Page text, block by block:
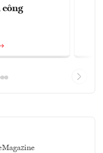
công